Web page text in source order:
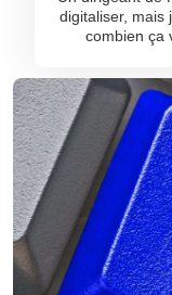
digitaliser, mais
combien ça